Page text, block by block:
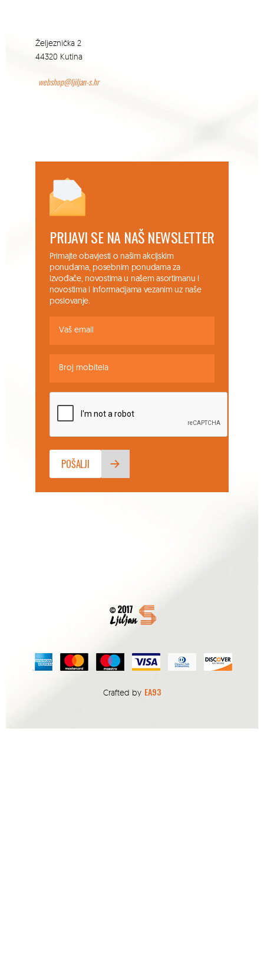
Željeznička 2
44320 Kutina
webshop@ljiljan-s.hr
PRIJAVI SE NA NAŠ NEWSLETTER
Primajte obavjesti o našim akcijskim
ponudama, posebnim ponudama za
izvođače, novostima u našem asortimanu i
novostima i informacijama vezanim uz naše
poslovanje.
Crafted by EA93